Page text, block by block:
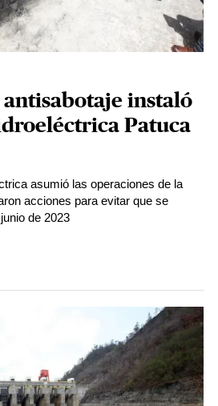
antisabotaje instaló
Patuca
asumió las operaciones de la
acciones para evitar que se
de 2023